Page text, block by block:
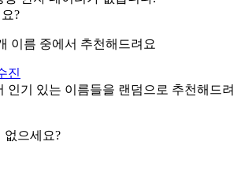
?
이름 중에서 추천해드려요
진
인기 있는 이름들을 랜덤으로 추천해드려
없으세요?